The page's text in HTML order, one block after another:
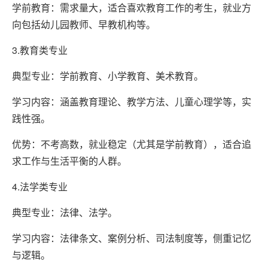
学前教育：需求量大，适合喜欢教育工作的考生，就业方
向包括幼儿园教师、早教机构等。
3.教育类专业
典型专业：学前教育、小学教育、美术教育。
学习内容：涵盖教育理论、教学方法、儿童心理学等，实
践性强。
优势：不考高数，就业稳定（尤其是学前教育），适合追
求工作与生活平衡的人群。
4.法学类专业
典型专业：法律、法学。
学习内容：法律条文、案例分析、司法制度等，侧重记忆
与逻辑。